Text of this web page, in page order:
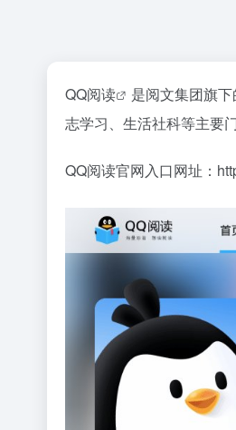
QQ阅读 是阅文集团旗
志学习、生活社科等主要
QQ阅读官网入口网址：